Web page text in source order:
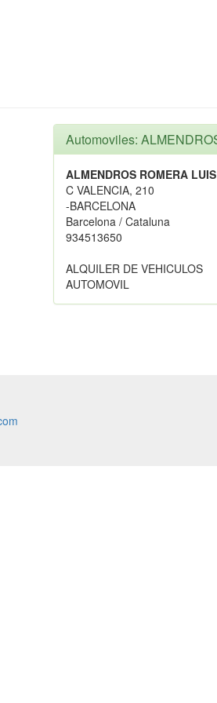
Automoviles:
ALMENDROS ROMERA LUIS
C VALENCIA, 210
-BARCELONA
Barcelona / Cataluna
934513650
ALQUILER DE VEHICULOS
AUTOMOVIL